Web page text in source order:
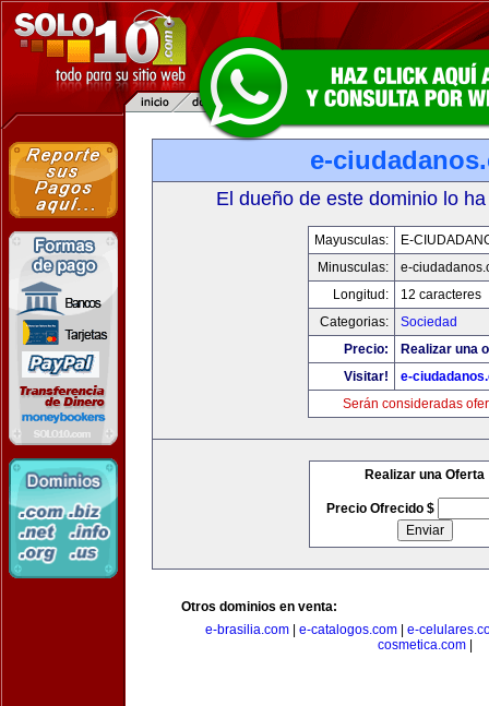
e-
El dueño de este dominio lo
Mayusculas:
E-
Minusculas:
e-
Longitud:
12 caracteres
Categorias:
Sociedad
Precio:
Realizar una
Visitar!
e-
Serán consideradas
Realizar una Oferta
Precio Ofrecido $
Otros dominios en venta:
e-brasilia.com
e-catalogos.com
e-
cosmetica.com|